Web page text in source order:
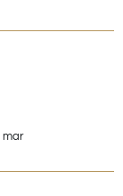
mar